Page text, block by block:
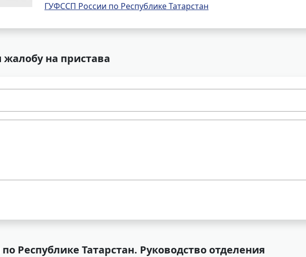
ГУФССП России по Республике Татарстан
на пристава
Республике Татарстан. Руководство отделения